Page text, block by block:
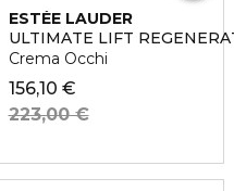
Brilliance Soft Creme
ESTÉE LAUDER
ULTIMATE LIFT
Crema Occhi
156,10 €
223,00 €